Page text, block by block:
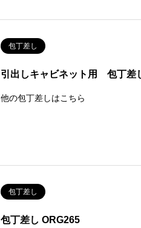
包丁差し
引出しキャビネット用 包丁
他の包丁差しはこちら
包丁差し
包丁差し ORG265